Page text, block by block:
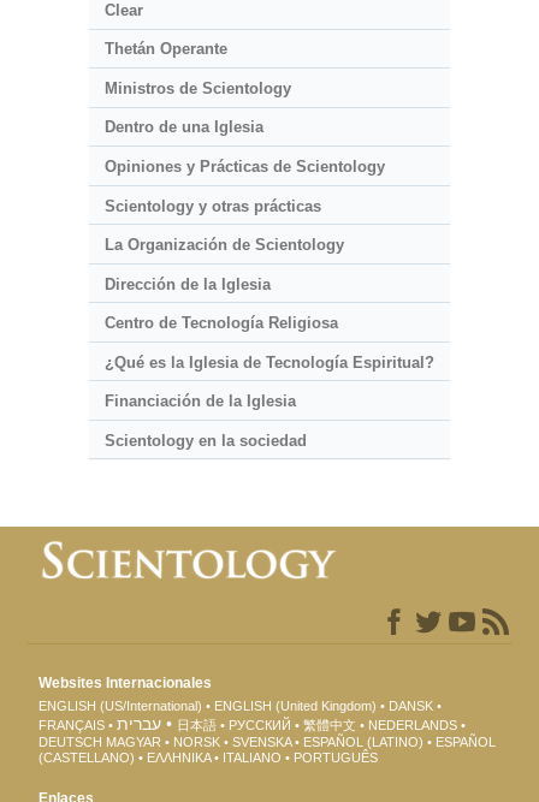
Clear
Thetán Operante
Ministros de Scientology
Dentro de una Iglesia
Opiniones y Prácticas de Scientology
Scientology y otras prácticas
La Organización de Scientology
Dirección de la Iglesia
Centro de Tecnología Religiosa
¿Qué es la Iglesia de Tecnología Espiritual?
Financiación de la Iglesia
Scientology en la sociedad
Websites Internacionales
ENGLISH (US/International) ENGLISH (United Kingdom)
DANSK
FRANÇAIS
עברית 日本語 РУССКИЙ 繁體中文
NEDERLANDS
DEUTSCH MAGYAR NORSK SVENSKA ESPAÑOL (LATINO)
ESPAÑOL
(CASTELLANO)
ΕΛΛΗΝΙΚA ITALIANO PORTUGUÊS